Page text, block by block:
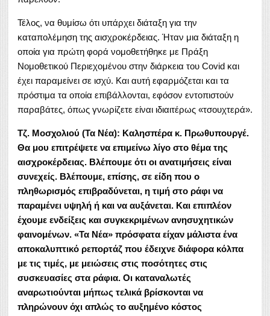
Τέλος, να θυμίσω ότι υπάρχει διάταξη για την
καταπολέμηση της αισχροκέρδειας. Ήταν μια διάταξη η
οποία για πρώτη φορά νομοθετήθηκε με Πράξη
Νομοθετικού Περιεχομένου στην διάρκεια του Covid και
έχει παραμείνει σε ισχύ. Και αυτή εφαρμόζεται και τα
πρόστιμα τα οποία επιβάλλονται, εφόσον εντοπιστούν
παραβάτες, όπως γνωρίζετε είναι ιδιαιτέρως «τσουχτερά».
Τζ. Μοσχολιού (Τα Νέα): Καλησπέρα κ. Πρωθυπουργέ.
Θα μου επιτρέψετε να επιμείνω λίγο στο θέμα της
αισχροκέρδειας. Βλέπουμε ότι οι ανατιμήσεις είναι
συνεχείς. Βλέπουμε, επίσης, σε είδη που ο
πληθωρισμός επιβραδύνεται, η τιμή στο ράφι να
παραμένει υψηλή ή και να αυξάνεται. Και επιπλέον
έχουμε ενδείξεις και συγκεκριμένων ανησυχητικών
φαινομένων. «Τα Νέα» πρόσφατα είχαν μάλιστα ένα
αποκαλυπτικό ρεπορτάζ που έδειχνε διάφορα κόλπα
με τις τιμές, με μειώσεις στις ποσότητες στις
συσκευασίες στα ράφια. Οι καταναλωτές
αναρωτιούνται μήπως τελικά βρίσκονται να
πληρώνουν όχι απλώς το αυξημένο κόστος